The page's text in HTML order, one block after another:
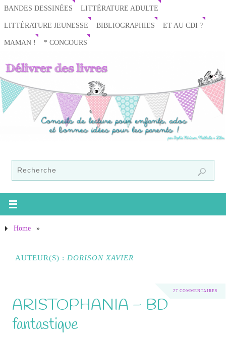
BANDES DESSINÉES LITTÉRATURE ADULTE
LITTÉRATURE JEUNESSE BIBLIOGRAPHIES ET AU CDI ?
MAMAN ! * CONCOURS
Home »
AUTEUR(S) : DORISON XAVIER
27 COMMENTAIRES
ARISTOPHANIA – BD
fantastique